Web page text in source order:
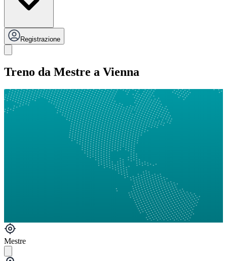
Registrazione
Treno da Mestre a Vienna
Mestre